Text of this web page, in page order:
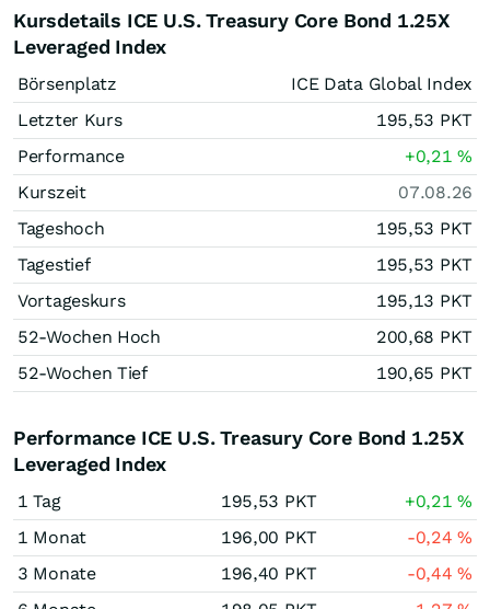
Kursdetails ICE U.S. Treasury Core Bond 1.25X
Leveraged Index
Börsenplatz
ICE Data Global Index
Letzter Kurs
195,53 PKT
Performance
+0,21%
Kurszeit
07.08.26
Tageshoch
195,53 PKT
Tagestief
195,53 PKT
Vortageskurs
195,13 PKT
52-Wochen Hoch
200,68 PKT
52-Wochen Tief
190,65 PKT
Performance ICE U.S. Treasury Core Bond 1.25X
Leveraged Index
1 Tag 195,53 PKT +0,21%
1 Monat
196,00 PKT -0,24%
3 Monate
196,40 PKT -0,44%